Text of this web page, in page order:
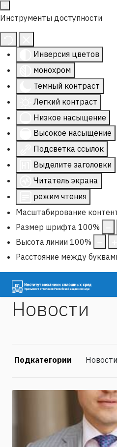
Инструменты доступности
Инверсия цветов
монохром
Темный контраст
Легкий контраст
Низкое насыщение
Высокое насыщение
Подсветка ссылок
Выделите заголовки
Читатель экрана
режим чтения
Масштабирование
Размер шрифта 100%
Высота линии 100%
Расстояние между
Новости
Подкатегории